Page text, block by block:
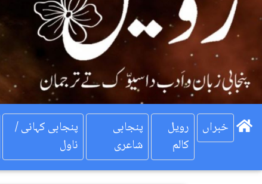
پنجابی کہانی /
ناول
پنجابی
شاعری
رویل
کالم
خبراں